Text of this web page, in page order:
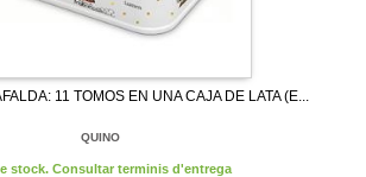
11 TOMOS EN UNA CAJA DE LATA (E...
QUINO
stock. Consultar terminis d'entrega